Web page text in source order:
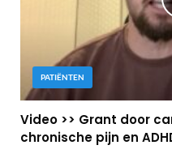
PATIËNTEN
Video >> Grant door
chronische pijn en